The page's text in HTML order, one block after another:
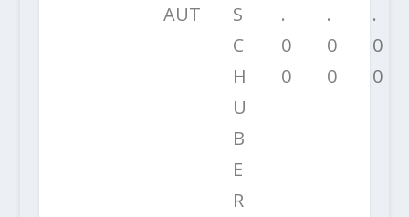
AUT
S
C
H
U
B
E
R
.
0
0
.
0
0
.
0
0